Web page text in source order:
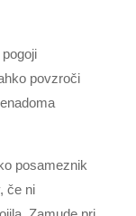
povzroči
posameznik
če ni